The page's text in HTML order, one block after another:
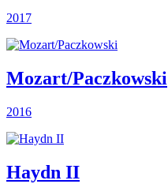
2017
Mozart/Paczkowski
2016
Haydn II